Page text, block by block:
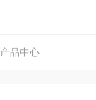
产品中心